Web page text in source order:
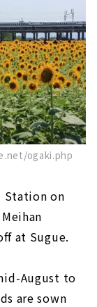
ogaki.php
Station on
at Sugue.
August to
are sown